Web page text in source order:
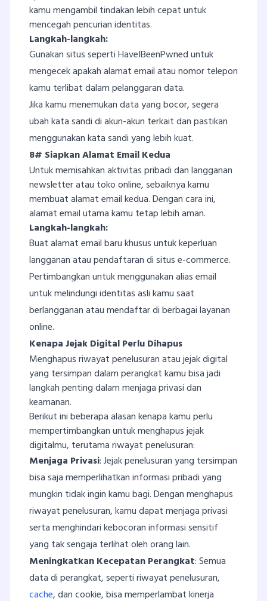
kamu mengambil tindakan lebih cepat untuk
mencegah pencurian identitas.
Langkah-langkah:
Gunakan situs seperti HaveIBeenPwned untuk
mengecek apakah alamat email atau nomor telepon
kamu terlibat dalam pelanggaran data.
Jika kamu menemukan data yang bocor, segera
ubah kata sandi di akun-akun terkait dan pastikan
menggunakan kata sandi yang lebih kuat.
8# Siapkan Alamat Email Kedua
Untuk memisahkan aktivitas pribadi dan langganan
newsletter atau toko online, sebaiknya kamu
membuat alamat email kedua. Dengan cara ini,
alamat email utama kamu tetap lebih aman.
Langkah-langkah:
Buat alamat email baru khusus untuk keperluan
langganan atau pendaftaran di situs e-commerce.
Pertimbangkan untuk menggunakan alias email
untuk melindungi identitas asli kamu saat
berlangganan atau mendaftar di berbagai layanan
online.
Kenapa Jejak Digital Perlu Dihapus
Menghapus riwayat penelusuran atau jejak digital
yang tersimpan dalam perangkat kamu bisa jadi
langkah penting dalam menjaga privasi dan
keamanan.
Berikut ini beberapa alasan kenapa kamu perlu
mempertimbangkan untuk menghapus jejak
digitalmu, terutama riwayat penelusuran:
Menjaga Privasi: Jejak penelusuran yang tersimpan
bisa saja memperlihatkan informasi pribadi yang
mungkin tidak ingin kamu bagi. Dengan menghapus
riwayat penelusuran, kamu dapat menjaga privasi
serta menghindari kebocoran informasi sensitif
yang tak sengaja terlihat oleh orang lain.
Meningkatkan Kecepatan Perangkat: Semua
data di perangkat, seperti riwayat penelusuran,
cache, dan cookie, bisa memperlambat kinerja